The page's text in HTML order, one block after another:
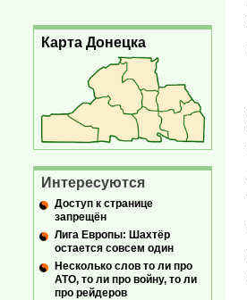
Карта Донецка
Интересуются
Доступ к странице
запрещён
Лига Европы: Шахтёр
остается совсем один
Несколько слов то ли про
АТО, то ли про войну, то ли
про рейдеров